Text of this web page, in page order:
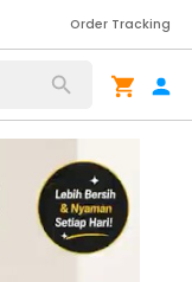
Order Tracking